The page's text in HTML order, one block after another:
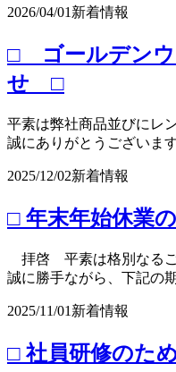
2026/04/01新着情報
□ ゴールデンウ
せ □
平素は弊社商品並びにレ
誠にありがとうございま
2025/12/02新着情報
□ 年末年始休業
拝啓 平素は格別なるご
誠に勝手ながら、下記の
2025/11/01 新着情報
□ 社員研修のた